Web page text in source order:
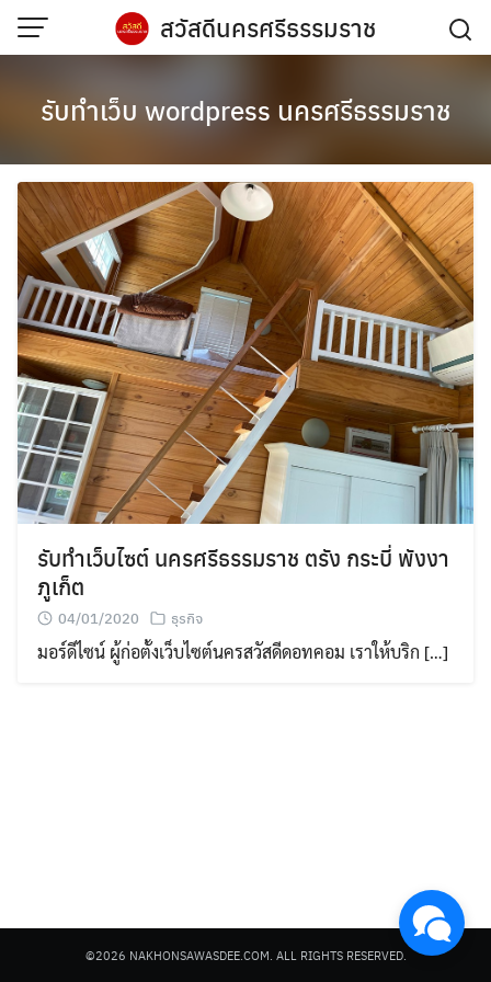
Skip
สวัสดีนครศรีธรรมราช
Search
รับทำเว็บ wordpress นครศรีธรรมราช
รับทำเว็บไซต์ นครศรีธรรมราช ตรัง กระบี่ พังงา
ภูเก็ต
04/01/2020 ธุรกิจ
มอร์ดีไซน์ ผู้ก่อตั้งเว็บไซต์นครสวัสดีดอทคอม เราให้บริก […]
©2026 NAKHONSAWASDEE.COM. ALL RIGHTS RESERVED.